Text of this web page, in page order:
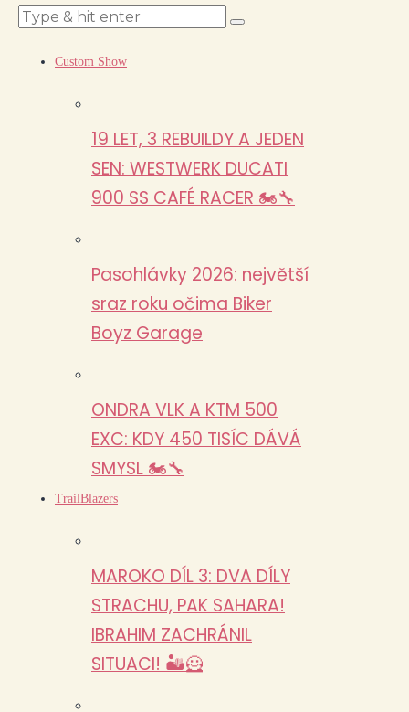
Custom Show
19 LET, 3 REBUILDY A JEDEN
SEN: WESTWERK DUCATI
900 SS CAFÉ RACER 🏍️🔧
Pasohlávky 2026: největší
sraz roku očima Biker
Boyz Garage
ONDRA VLK A KTM 500
EXC: KDY 450 TISÍC DÁVÁ
SMYSL 🏍️🔧
TrailBlazers
MAROKO DÍL 3: DVA DÍLY
STRACHU, PAK SAHARA!
IBRAHIM ZACHRÁNIL
SITUACI! 🏜️🦸